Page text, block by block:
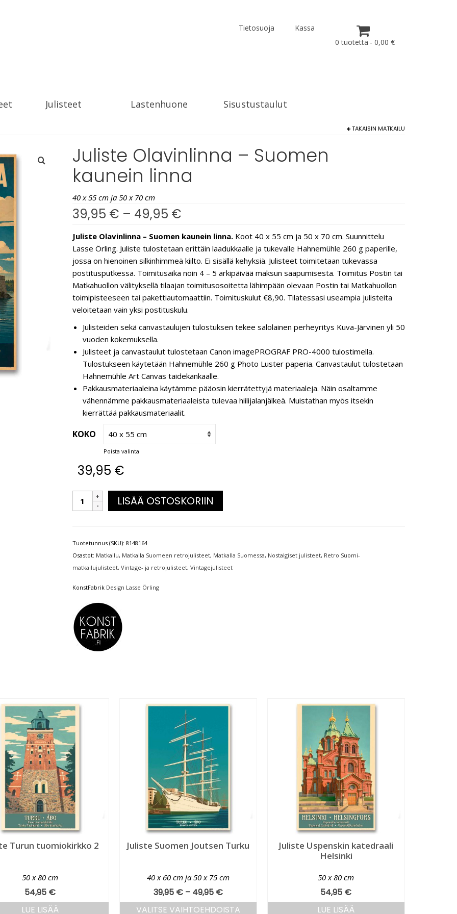
Tietosuoja
Kassa
0 tuotetta
0,00 €
Julisteet Lastenhuone Sisustustaulut
TAKAISIN MATKAILU
Juliste Olavinlinna – Suomen
kaunein linna
40 x 55 cm ja 50 x 70 cm
39,95 € – 49,95 €
Juliste Olavinlinna – Suomen kaunein linna.Koot 40 x 55 cm ja 50 x 70 cm. Suunnittelu
Lasse Örling. Juliste tulostetaan erittäin laadukkaalle ja tukevalle Hahnemühle 260 g paperille,
jossa on hienoinen silkinhimmeä kiilto. Ei sisällä kehyksiä. Julisteet toimitetaan tukevassa
postitusputkessa. Toimitusaika noin 4 – 5 arkipäivää maksun saapumisesta. Toimitus Postin tai
Matkahuollon välityksellä tilaajan toimitusosoitetta lähimpään olevaan Postin tai Matkahuollon
toimipisteeseen tai pakettiautomaattiin. Toimituskulut €8,90. Tilatessasi useampia julisteita
veloitetaan vain yksi postituskulu.
Julisteiden sekä canvastaulujen tulostuksen tekee salolainen perheyritys Kuva-Järvinen yli 50
vuoden kokemuksella.
Julisteet ja canvastaulut tulostetaan Canon imagePROGRAF PRO-4000 tulostimella.
Tulostukseen käytetään Hahnemühle 260 g Photo Luster paperia. Canvastaulut tulostetaan
Hahnemühle Art Canvas taidekankaalle.
Pakkausmateriaaleina käytämme pääosin kierrätettyjä materiaaleja. Näin osaltamme
vähennämme pakkausmateriaaleista tulevaa hiilijalanjälkeä. Muistathan myös itsekin
kierrättää pakkausmateriaalit.
KOKO
Poista valinta
39,95 €
LISÄÄ OSTOSKORIIN
Tuotetunnus (SKU): 8148164
Osastot: Matkailu, Matkalla Suomeen retrojulisteet, Matkalla Suomessa, Nostalgiset julisteet, Retro Suomi-
matkailujulisteet, Vintage- ja retrojulisteet, Vintagejulisteet
KonstFabrik Design Lasse Örling
Turun tuomiokirkko 2
50 x 80 cm
54,95 €
LUE LISÄÄ
Juliste Suomen Joutsen Turku
40 x 60 cm ja 50 x 75 cm
39,95 € – 49,95 €
VALITSE VAIHTOEHDOISTA
Juliste Uspenskin katedraali
Helsinki
50 x 80 cm
54,95 €
LUE LISÄÄ